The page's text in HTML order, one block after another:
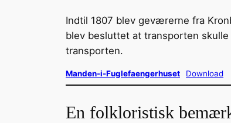
Indtil 1807 blev geværerne fra
blev besluttet at transporten
transporten.
Manden-i-Fuglefaengerhuset Download
En folkloristisk